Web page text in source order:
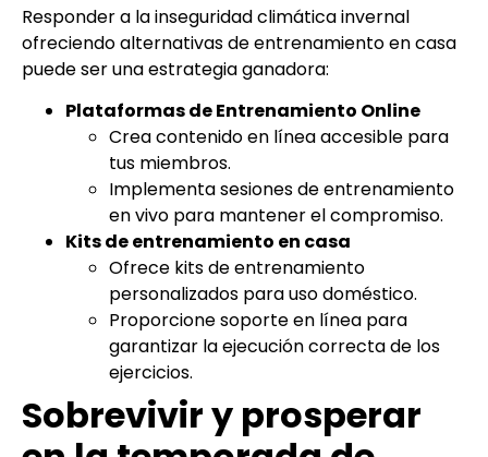
Responder a la inseguridad climática invernal
ofreciendo alternativas de entrenamiento en casa
puede ser una estrategia ganadora:
Plataformas de Entrenamiento Online
Crea contenido en línea accesible para
tus miembros.
Implementa sesiones de entrenamiento
en vivo para mantener el compromiso.
Kits de entrenamiento en casa
Ofrece kits de entrenamiento
personalizados para uso doméstico.
Proporcione soporte en línea para
garantizar la ejecución correcta de los
ejercicios.
Sobrevivir y prosperar